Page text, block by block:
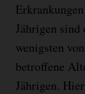
Jährigen sind
wenigsten
betroffene
Jährigen.